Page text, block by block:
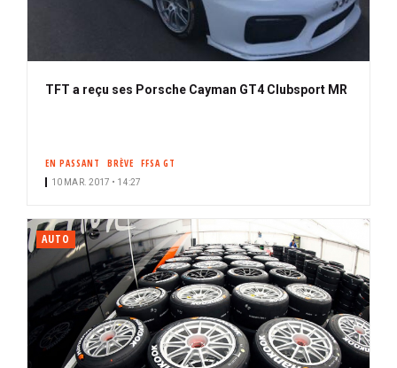
TFT a reçu ses Porsche Cayman GT4 Clubsport MR
EN PASSANT BRÈVE FFSA GT
10 MAR. 2017 • 14:27
AUTO